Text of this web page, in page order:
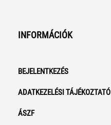
INFORMÁCIÓK
BEJELENTKEZÉS
ADATKEZELÉSI TÁJÉKOZTATÓ
ÁSZF